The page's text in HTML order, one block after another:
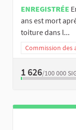
ENREGISTRÉE
ans est mort
toiture dans l...
Commission des
1 626/100 000